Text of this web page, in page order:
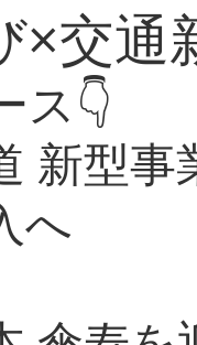
×交通
ス👇
新型
へ